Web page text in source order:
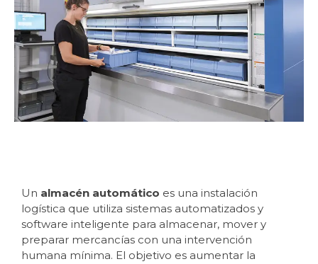
Un almacén automático es una instalación
logística que utiliza sistemas automatizados y
software inteligente para almacenar, mover y
preparar mercancías con una intervención
humana mínima. El objetivo es aumentar la